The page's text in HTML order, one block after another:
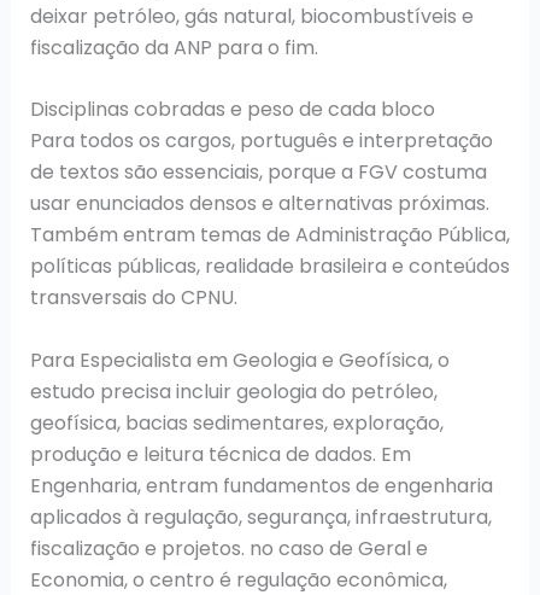
deixar petróleo, gás natural, biocombustíveis e
fiscalização da ANP para o fim.
Disciplinas cobradas e peso de cada bloco
Para todos os cargos, português e interpretação
de textos são essenciais, porque a FGV costuma
usar enunciados densos e alternativas próximas.
Também entram temas de Administração Pública,
políticas públicas, realidade brasileira e conteúdos
transversais do CPNU.
Para Especialista em Geologia e Geofísica, o
estudo precisa incluir geologia do petróleo,
geofísica, bacias sedimentares, exploração,
produção e leitura técnica de dados. Em
Engenharia, entram fundamentos de engenharia
aplicados à regulação, segurança, infraestrutura,
fiscalização e projetos. no caso de Geral e
Economia, o centro é regulação econômica,